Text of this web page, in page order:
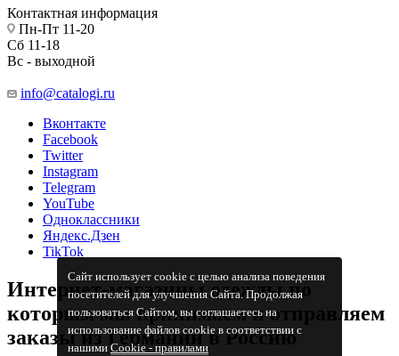
Сайт использует cookie с целью анализа поведения
посетителей для улучшения Сайта. Продолжая
пользоваться Сайтом, вы соглашаетесь на
использование файлов cookie в соответствии с
нашимиCookiе - правилами
Контактная информация
Пн-Пт 11-20
Сб 11-18
Вс - выходной
info@catalogi.ru
Вконтакте
Facebook
Twitter
Instagram
Telegram
YouTube
Одноклассники
Яндекс.Дзен
TikTok
Интернет-магазины одежды по
которым мы принимаем и отправляем
заказы из Германии в Россию